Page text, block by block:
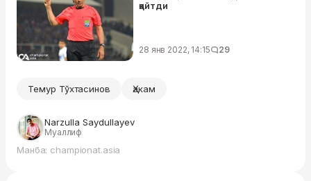
қайтди
28 янв 2022, 14:15 29
Темур Тўхтасинов Ҳакам
Narzulla Saydullayev
Муаллиф
Манба: championat.asia